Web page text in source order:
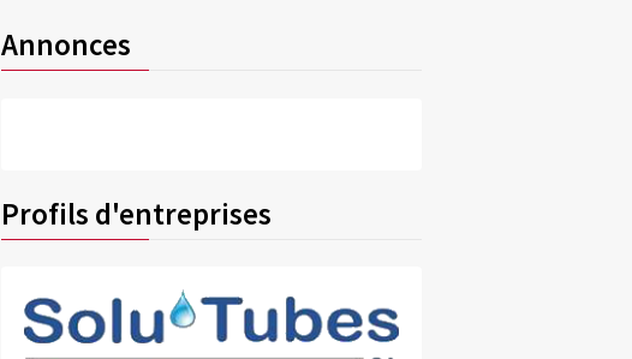
Annonces
Profils d'entreprises